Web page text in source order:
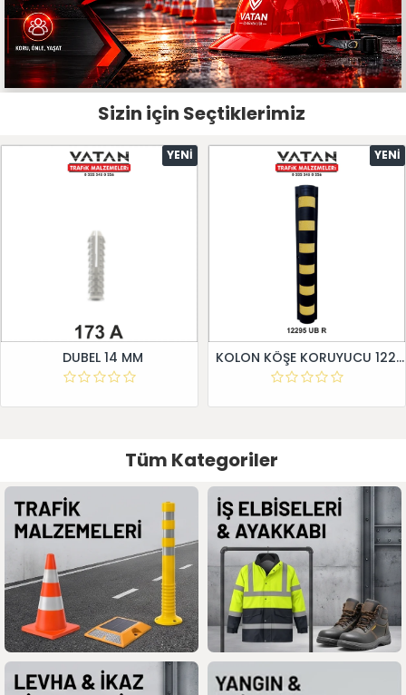
Sizin için Seçtiklerimiz
YENI
DUBEL 14 MM
YENI
KOLON KÖŞE KORUYUCU 12295 UB R
Tüm Kategoriler